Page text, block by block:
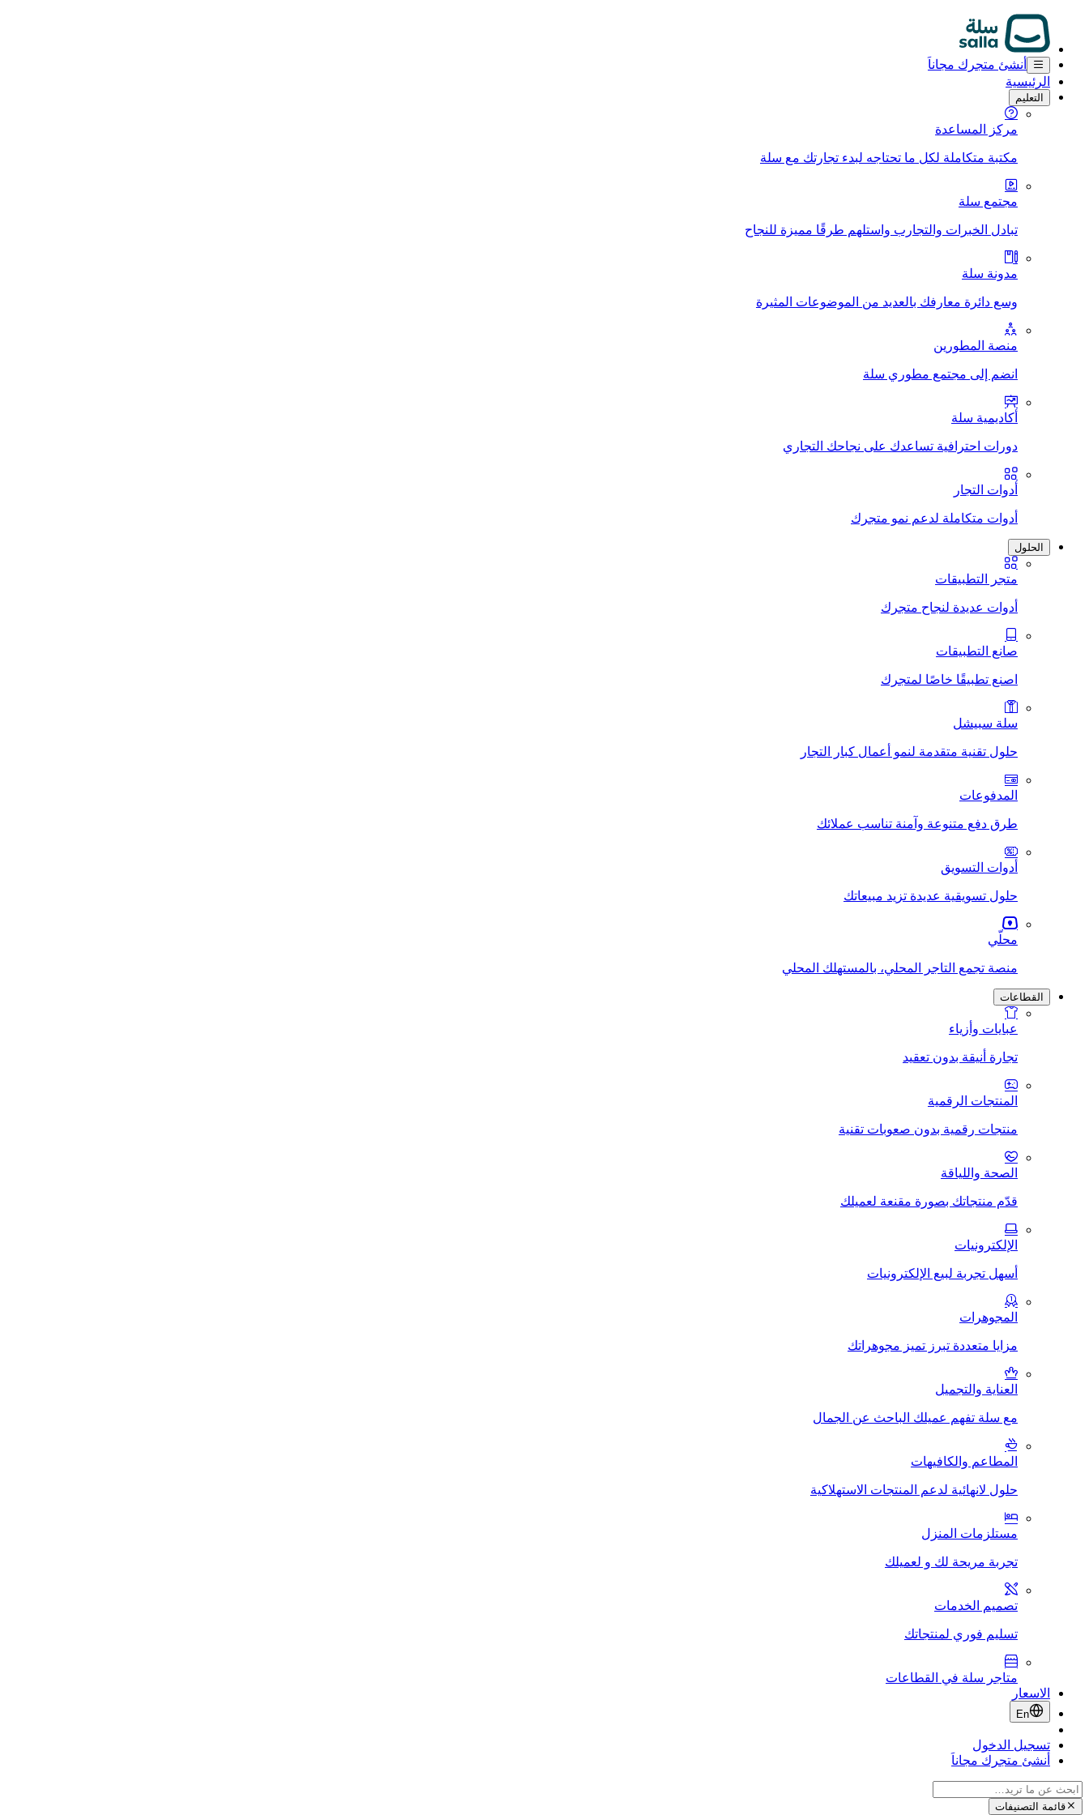
أنشئ متجرك مجاناَ
الرئيسية
التعليم
مركز المساعدة
مكتبة متكاملة لكل ما تحتاجه لبدء تجارتك مع سلة
مجتمع سلة
تبادل الخبرات والتجارب واستلهم طرقًا مميزة للنجاح
مدونة سلة
وسع دائرة معارفك بالعديد من الموضوعات المثيرة
منصة المطورين
انضم إلى مجتمع مطوري سلة
أكاديمية سلة
دورات احترافية تساعدك على نجاحك التجاري
أدوات التجار
أدوات متكاملة لدعم نمو متجرك
الحلول
متجر التطبيقات
أدوات عديدة لنجاح متجرك
صانع التطبيقات
اصنع تطبيقًا خاصًا لمتجرك
سلة سبيشل
حلول تقنية متقدمة لنمو أعمال كبار التجار
المدفوعات
طرق دفع متنوعة وآمنة تناسب عملائك
أدوات التسويق
حلول تسويقية عديدة تزيد مبيعاتك
محلّي
منصة تجمع التاجر المحلي، بالمستهلك المحلي
القطاعات
عبايات وأزياء
تجارة أنيقة بدون تعقيد
المنتجات الرقمية
منتجات رقمية بدون صعوبات تقنية
الصحة واللياقة
قدّم منتجاتك بصورة مقنعة لعميلك
الإلكترونيات
أسهل تجربة لبيع الإلكترونيات
المجوهرات
مزايا متعددة تبرز تميز مجوهراتك
العناية والتجميل
مع سلة تفهم عميلك الباحث عن الجمال
المطاعم والكافيهات
حلول لانهائية لدعم المنتجات الاستهلاكية
مستلزمات المنزل
تجربة مريحة لك و لعميلك
تصميم الخدمات
تسليم فوري لمنتجاتك
متاجر سلة في القطاعات
الاسعار
En
تسجيل الدخول
أنشئ متجرك مجاناَ
قائمة التصنيفات